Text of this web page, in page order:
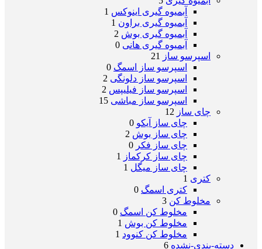
آبمیوه گیری اینوکس 1
آبمیوه گیری براون 1
آبمیوه گیری بوش 2
آبمیوه گیری هانی 0
اسپرسو ساز
21
اسپرسو ساز اسمگ 0
اسپرسو ساز دلونگی 2
اسپرسو ساز فیلیپس 2
اسپرسو ساز مباشی 15
چای ساز 12
چای ساز آیکو 0
چای ساز بوش 2
چای ساز فکر 0
چای ساز کرکماز
1
چای ساز میگل 1
کتری 1
کتری اسمگ 0
مخلوط کن 3
مخلوط کن اسمگ 0
مخلوط کن بوش 1
مخلوط کن کنوود 1
دسته-بندی-نشده 6